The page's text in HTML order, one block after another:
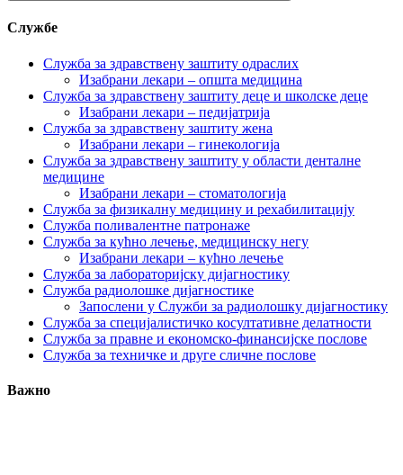
Претрага:
Службе
Служба за здравствену заштиту одраслих
Изабрани лекари – општа медицина
Служба за здравствену заштиту деце и школске деце
Изабрани лекари – педијатрија
Служба за здравствену заштиту жена
Изабрани лекари – гинекологија
Служба за здравствену заштиту у области денталне
медицине
Изабрани лекари – стоматологија
Служба за физикалну медицину и рехабилитацију
Служба поливалентне патронаже
Служба за кућно лечење, медицинску негу
Изабрани лекари – кућно лечење
Служба за лабораторијску дијагностику
Служба радиолошке дијагностике
Запослени у Служби за радиолошку дијагностику
Служба за специјалистичко косултативне делатности
Служба за правне и економско-финансијске послове
Служба за техничке и друге сличне послове
Важно